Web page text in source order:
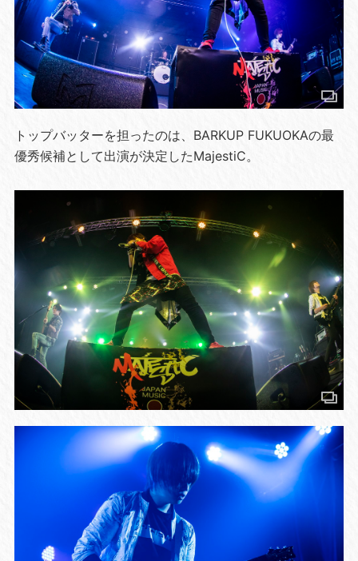
トップバッターを担ったのは、BARKUP FUKUOKAの最
優秀候補として出演が決定したMajestiC。